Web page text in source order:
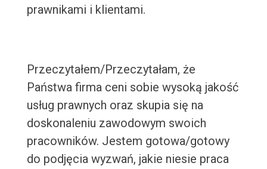
prawnikami i klientami.
Przeczytałem/Przeczytałam, że
Państwa firma ceni sobie wysoką jakość
usług prawnych oraz skupia się na
doskonaleniu zawodowym swoich
pracowników. Jestem gotowa/gotowy
do podjęcia wyzwań, jakie niesie praca